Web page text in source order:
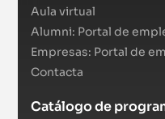
Aula virtual
Alumni: Portal de
Empresas: Portal de
Contacta
Catálogo de